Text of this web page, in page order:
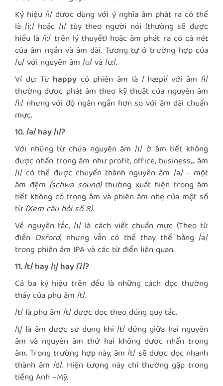
Ký hiệu /i/ được dùng với ý nghĩa âm phát ra có thể
là /iː/ hoặc /ɪ/ tùy theo người nói (thường sẽ được
hiểu là /i:/ trên lý thuyết) hoặc âm phát ra có cả nét
của âm ngắn và âm dài. Tương tự ở trường hợp của
/u/ với nguyên âm /ʊ/ và /u:/.
Ví dụ: Từ happy có phiên âm là /ˈhæpi/ với âm /i/
thường được phát âm theo kỹ thuật của nguyên âm
/i:/ nhưng với độ ngân ngắn hơn so với âm dài chuẩn
mực.
10. /ə/ hay /ɪ/?
Với những từ chứa nguyên âm /ɪ/ ở âm tiết không
được nhấn trọng âm như proft, offce, business,... âm
/ɪ/ có thể được chuyển thành nguyên âm /ə/ - một
âm đệm (schwa sound) thường xuất hiện trong âm
tiết không có trọng âm và phiên âm nhẹ của một số
từ (Xem câu hỏi số 8).
Về nguyên tắc, /ɪ/ là cách viết chuẩn mực (Theo từ
điển Oxford) nhưng vẫn có thể thay thế bằng /ə/
trong phiên âm IPA và các từ điển liên quan.
11. /t/ hay /t̬/ hay /ʔ/?
Cả ba ký hiệu trên đều là những cách đọc thường
thấy của phụ âm /t/.
/t/ là phụ âm /t/ được đọc theo đúng quy tắc.
/t̬/ là âm được sử dụng khi /t/ đứng giữa hai nguyên
âm và nguyên âm thứ hai không được nhấn trọng
âm. Trong trường hợp này, âm /t/ sẽ được đọc nhanh
thành âm /d/. Hiện tượng này chỉ thường gặp trong
tiếng Anh –Mỹ.